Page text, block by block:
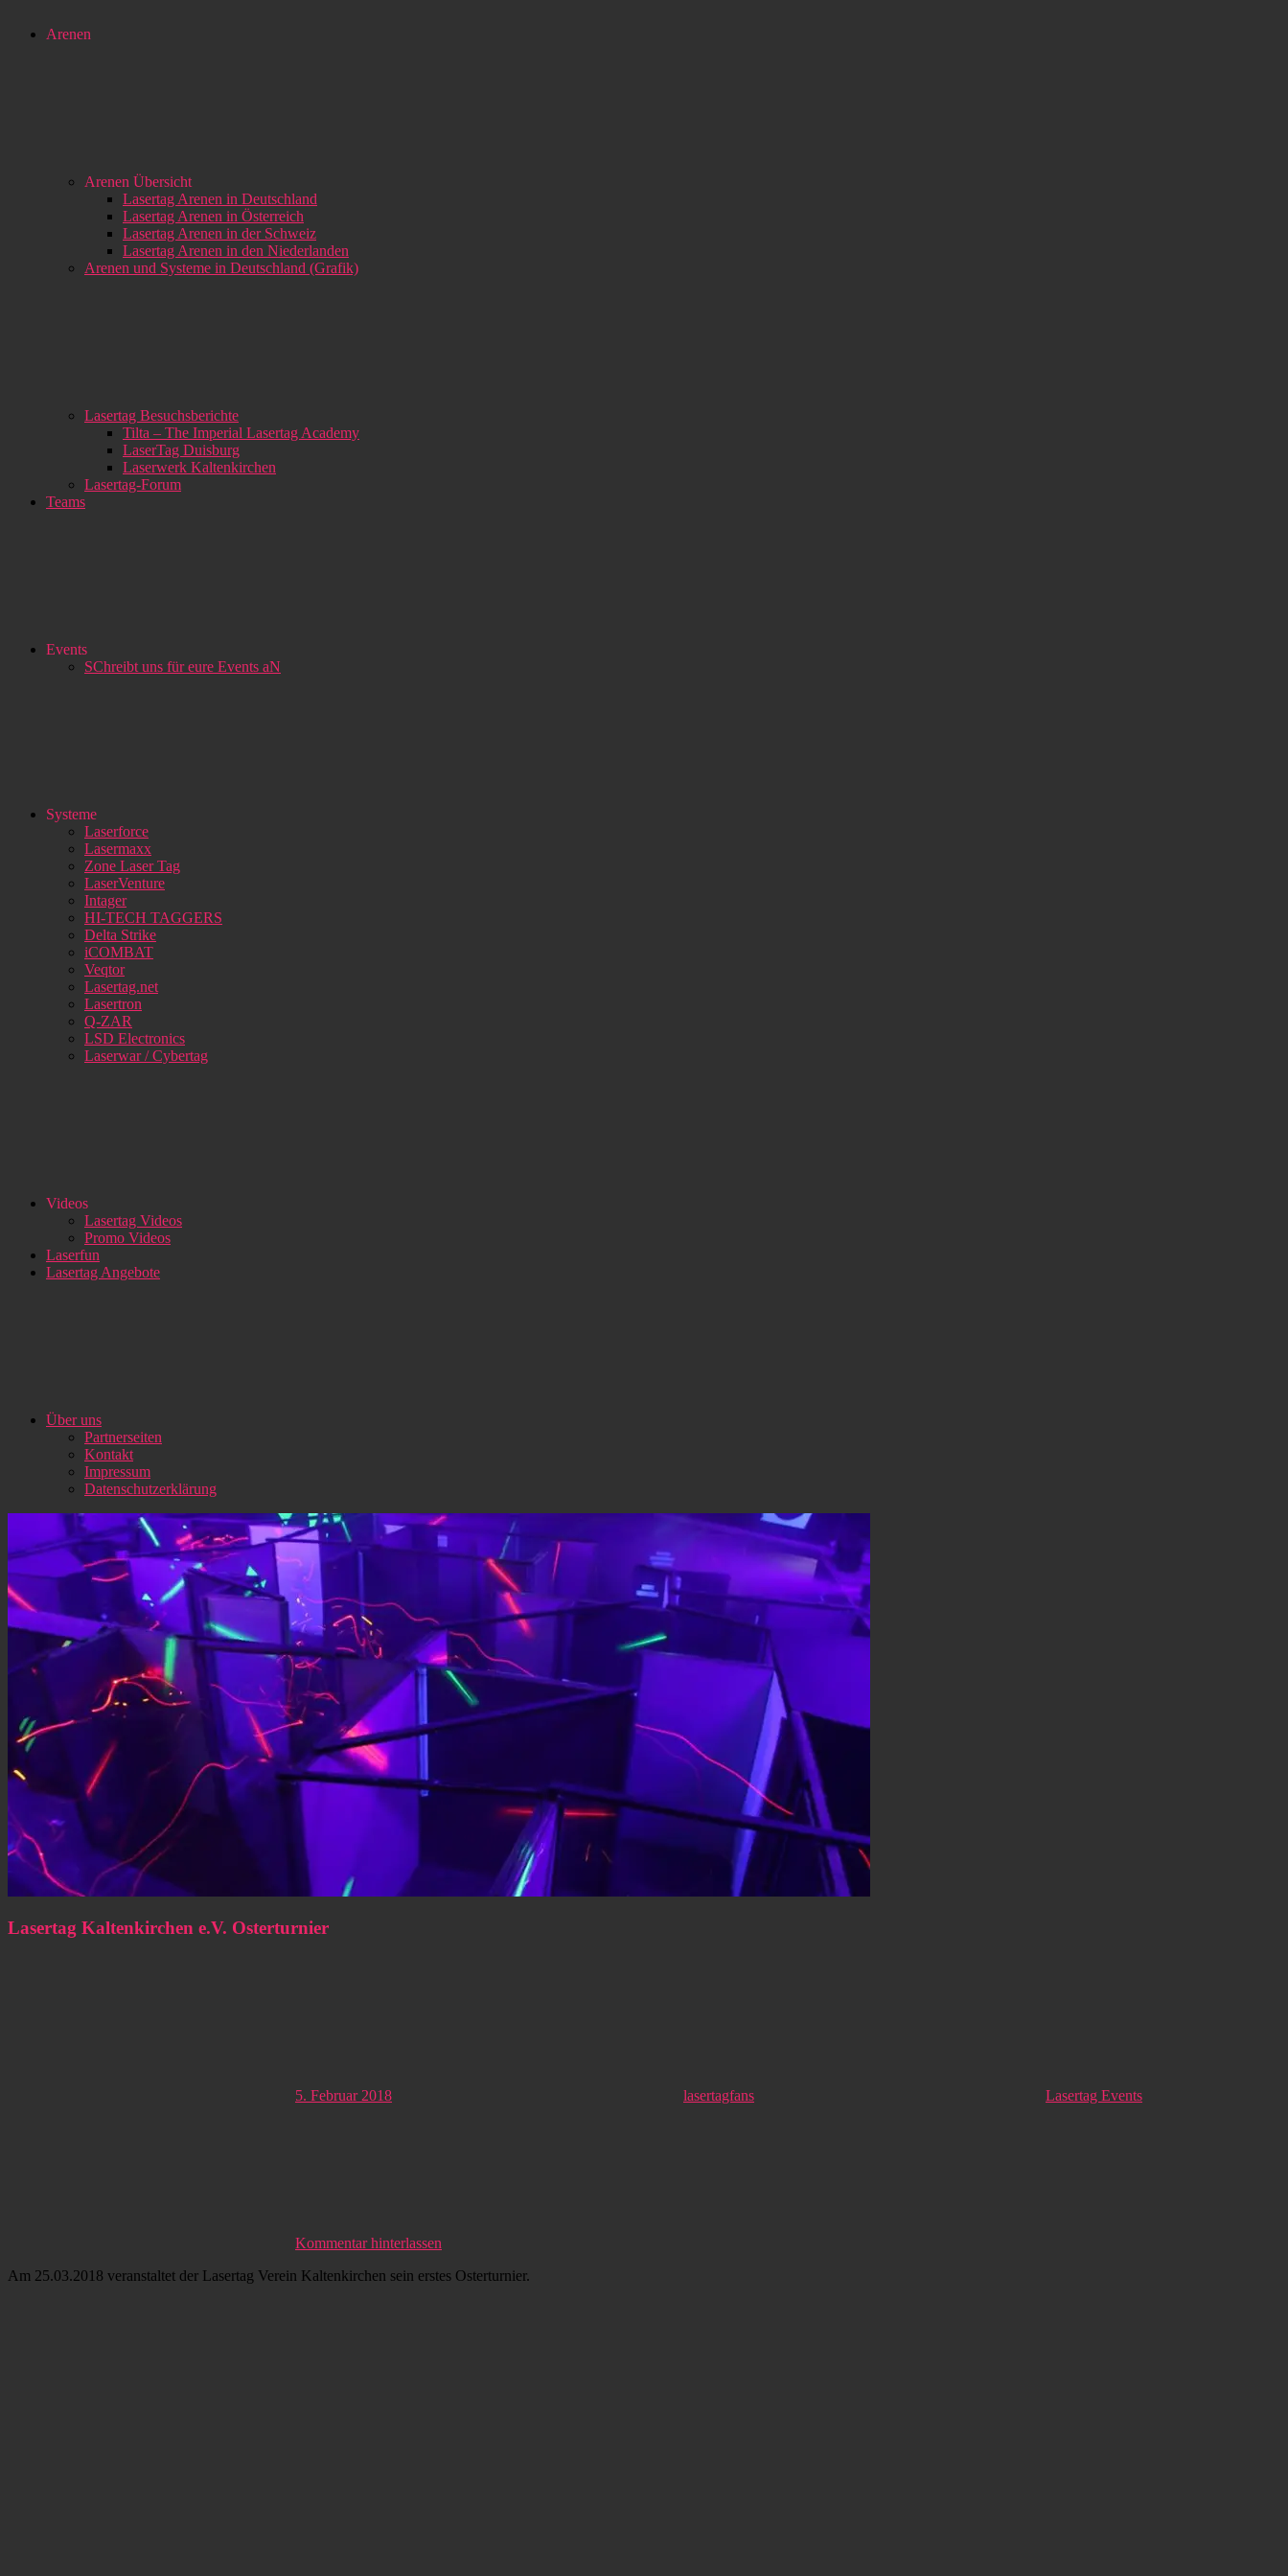
Arenen
Arenen Übersicht
Lasertag Arenen in Deutschland
Lasertag Arenen in Österreich
Lasertag Arenen in der Schweiz
Lasertag Arenen in den Niederlanden
Arenen und Systeme in Deutschland (Grafik)
Lasertag Besuchsberichte
Tilta – The Imperial Lasertag Academy
LaserTag Duisburg
Laserwerk Kaltenkirchen
Lasertag-Forum
Teams
Events
SChreibt uns für eure Events aN
Systeme
Laserforce
Lasermaxx
Zone Laser Tag
LaserVenture
Intager
HI-TECH TAGGERS
Delta Strike
iCOMBAT
Veqtor
Lasertag.net
Lasertron
Q-ZAR
LSD Electronics
Laserwar / Cybertag
Videos
Lasertag Videos
Promo Videos
Laserfun
Lasertag Angebote
Über uns
Partnerseiten
Kontakt
Impressum
Datenschutzerklärung
Lasertag Kaltenkirchen e.V. Osterturnier
5. Februar 2018 lasertagfans Lasertag Events
Kommentar hinterlassen
Am 25.03.2018 veranstaltet der Lasertag Verein Kaltenkirchen sein erstes Osterturnier.